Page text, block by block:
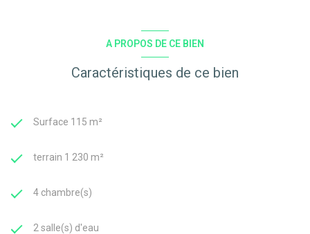
A PROPOS DE CE BIEN
Caractéristiques de ce bien
Surface 115 m²
terrain 1 230 m²
4 chambre(s)
2 salle(s) d'eau